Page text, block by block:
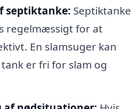
septiktanke: Septiktanke
regelmæssigt for at
En slamsuger kan
er fri for slam og